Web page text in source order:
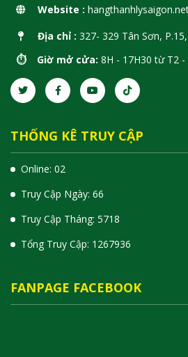
Website :
Địa chỉ : 327- 329 Tân Sơn,
⏱️ Giờ mở cửa: 8H - 17H30 từ T2 -
THỐNG KÊ TRUY CẬP
Online: 02
Truy Cập Ngày: 66
Truy Cập Tháng: 5718
Tổng Truy Cập: 1 267936
FANPAGE FACEBOOK